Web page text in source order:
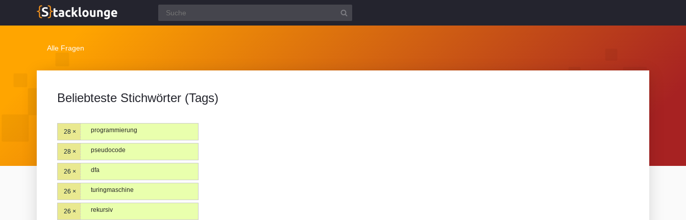
Alle Fragen
Beliebteste Stichwörter (Tags)
28 × programmierung
28 × pseudocode
26 × dfa
26 × turingmaschine
26 × rekursiv